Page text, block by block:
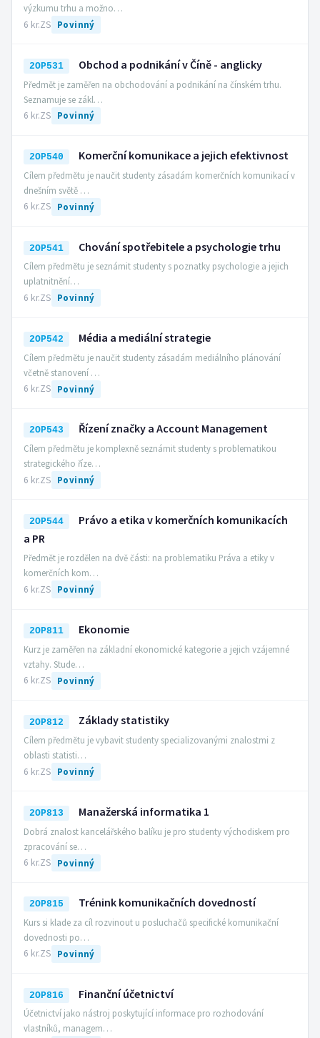
výzkumu trhu a možno…
6 kr.ZS Povinný
2OP531 Obchod a podnikání v Číně - anglicky
Předmět je zaměřen na obchodování a podnikání na čínském trhu.
Seznamuje se zákl…
6 kr.ZS Povinný
2OP540 Komerční komunikace a jejich efektivnost
Cílem předmětu je naučit studenty zásadám komerčních komunikací v
dnešním světě …
6 kr.ZS Povinný
2OP541 Chování spotřebitele a psychologie trhu
Cílem předmětu je seznámit studenty s poznatky psychologie a jejich
uplatnitnění…
6 kr.ZS Povinný
2OP542 Média a mediální strategie
Cílem předmětu je naučit studenty zásadám mediálního plánování
včetně stanovení …
6 kr.ZS Povinný
2OP543 Řízení značky a Account Management
Cílem předmětu je komplexně seznámit studenty s problematikou
strategického říze…
6 kr.ZS Povinný
2OP544
Právo a etika v komerčních komunikacích
a PR
Předmět je rozdělen na dvě části: na problematiku Práva a etiky v
komerčních kom…
6 kr.ZS Povinný
2OP811 Ekonomie
Kurz je zaměřen na základní ekonomické kategorie a jejich vzájemné
vztahy. Stude…
6 kr.ZS Povinný
2OP812 Základy statistiky
Cílem předmětu je vybavit studenty specializovanými znalostmi z
oblasti statisti…
6 kr.ZS Povinný
2OP813 Manažerská informatika 1
Dobrá znalost kancelářského balíku je pro studenty východiskem pro
zpracování se…
6 kr.ZS Povinný
2OP815 Trénink komunikačních dovedností
Kurs si klade za cíl rozvinout u posluchačů specifické komunikační
dovednosti po…
6 kr.ZS Povinný
2OP816 Finanční účetnictví
Účetnictví jako nástroj poskytující informace pro rozhodování
vlastníků, managem…